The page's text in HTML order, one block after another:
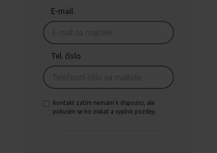
E-mail
Tel. číslo
Kontakt zatím nemám k dispozici, ale
pokusím se ho získat a vyplnit později.